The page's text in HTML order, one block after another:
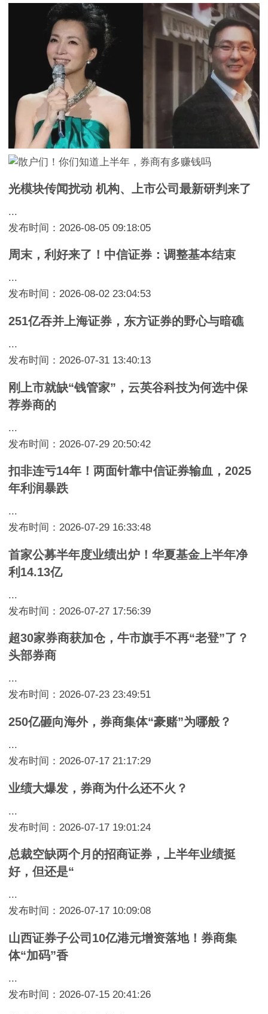
光模块传闻扰动 机构、上市公司最新研判来了
...
发布时间：2026-08-05 09:18:05
周末，利好来了！中信证券：调整基本结束
...
发布时间：2026-08-02 23:04:53
251亿吞并上海证券，东方证券的野心与暗礁
...
发布时间：2026-07-31 13:40:13
刚上市就缺“钱管家”，云英谷科技为何选中保
荐券商的
...
发布时间：2026-07-29 20:50:42
扣非连亏14年！两面针靠中信证券输血，2025
年利润暴跌
...
发布时间：2026-07-29 16:33:48
首家公募半年度业绩出炉！华夏基金上半年净
利14.13亿
...
发布时间：2026-07-27 17:56:39
超30家券商获加仓，牛市旗手不再“老登”了？
头部券商
...
发布时间：2026-07-23 23:49:51
250亿砸向海外，券商集体“豪赌”为哪般？
...
发布时间：2026-07-17 21:17:29
业绩大爆发，券商为什么还不火？
...
发布时间：2026-07-17 19:01:24
总裁空缺两个月的招商证券，上半年业绩挺
好，但还是“
...
发布时间：2026-07-17 10:09:08
山西证券子公司10亿港元增资落地！券商集
体“加码”香
...
发布时间：2026-07-15 20:41:26